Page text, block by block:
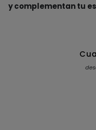
y complementan tu